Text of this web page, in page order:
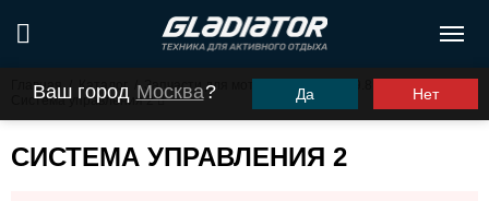
Ваш город Москва? Да Нет
Главная / Каталог Запчасти для моторов ПЛМ
Система управления 2
СИСТЕМА УПРАВЛЕНИЯ 2